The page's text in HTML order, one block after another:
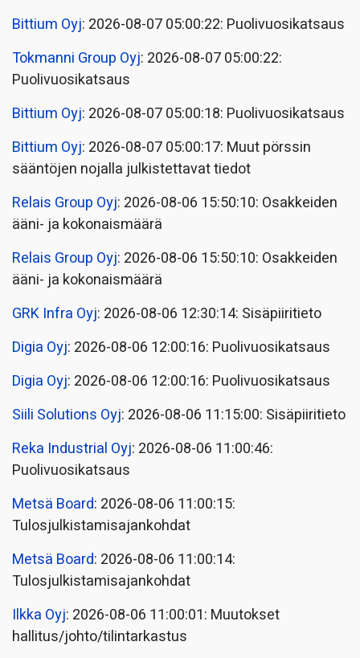
Bittium Oyj: 2026-08-07 05:00:22: Puolivuosikatsaus
Tokmanni Group Oyj: 2026-08-07 05:00:22:
Puolivuosikatsaus
Bittium Oyj: 2026-08-07 05:00:18: Puolivuosikatsaus
Bittium Oyj: 2026-08-07 05:00:17: Muut pörssin
sääntöjen nojalla julkistettavat tiedot
Relais Group Oyj: 2026-08-06 15:50:10: Osakkeiden
ääni- ja kokonaismäärä
Relais Group Oyj: 2026-08-06 15:50:10: Osakkeiden
ääni- ja kokonaismäärä
GRK Infra Oyj: 2026-08-06 12:30:14: Sisäpiiritieto
Digia Oyj: 2026-08-06 12:00:16: Puolivuosikatsaus
Digia Oyj: 2026-08-06 12:00:16: Puolivuosikatsaus
Siili Solutions Oyj: 2026-08-06 11:15:00: Sisäpiiritieto
Reka Industrial Oyj: 2026-08-06 11:00:46:
Puolivuosikatsaus
Metsä Board: 2026-08-06 11:00:15:
Tulosjulkistamisajankohdat
Metsä Board: 2026-08-06 11:00:14:
Tulosjulkistamisajankohdat
Ilkka Oyj: 2026-08-06 11:00:01: Muutokset
hallitus/johto/tilintarkastus